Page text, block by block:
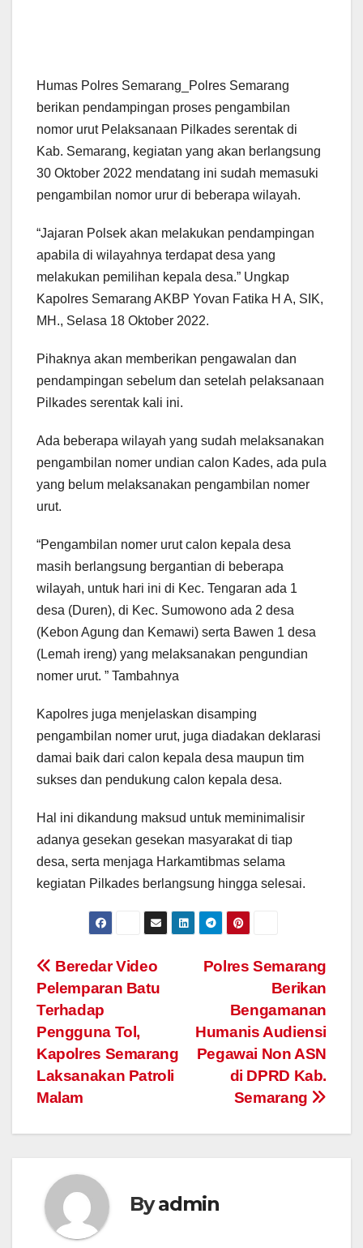
Humas Polres Semarang_Polres Semarang
berikan pendampingan proses pengambilan
nomor urut Pelaksanaan Pilkades serentak di
Kab. Semarang, kegiatan yang akan berlangsung
30 Oktober 2022 mendatang ini sudah memasuki
pengambilan nomor urur di beberapa wilayah.
“Jajaran Polsek akan melakukan pendampingan
apabila di wilayahnya terdapat desa yang
melakukan pemilihan kepala desa.” Ungkap
Kapolres Semarang AKBP Yovan Fatika H A, SIK,
MH., Selasa 18 Oktober 2022.
Pihaknya akan memberikan pengawalan dan
pendampingan sebelum dan setelah pelaksanaan
Pilkades serentak kali ini.
Ada beberapa wilayah yang sudah melaksanakan
pengambilan nomer undian calon Kades, ada pula
yang belum melaksanakan pengambilan nomer
urut.
“Pengambilan nomer urut calon kepala desa
masih berlangsung bergantian di beberapa
wilayah, untuk hari ini di Kec. Tengaran ada 1
desa (Duren), di Kec. Sumowono ada 2 desa
(Kebon Agung dan Kemawi) serta Bawen 1 desa
(Lemah ireng) yang melaksanakan pengundian
nomer urut. ” Tambahnya
Kapolres juga menjelaskan disamping
pengambilan nomer urut, juga diadakan deklarasi
damai baik dari calon kepala desa maupun tim
sukses dan pendukung calon kepala desa.
Hal ini dikandung maksud untuk meminimalisir
adanya gesekan gesekan masyarakat di tiap
desa, serta menjaga Harkamtibmas selama
kegiatan Pilkades berlangsung hingga selesai.
Post
navigation
Polres Semarang
Berikan
Bengamanan
Humanis Audiensi
Pegawai Non ASN
di DPRD Kab.
Semarang
Beredar Video
Pelemparan Batu
Terhadap
Pengguna Tol,
Kapolres Semarang
Laksanakan Patroli
Malam
Byadmin